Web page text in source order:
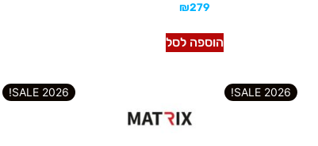
₪279
הוספה לסל
2026 SALE!
2026 SALE!